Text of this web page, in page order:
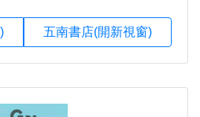
五南書店(開新視窗)